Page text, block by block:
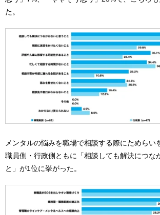
た。
メンタルの悩みを職場で相談する際にためらい
職員側・行政側ともに「相談しても解決につな
と」が1位に挙がった。